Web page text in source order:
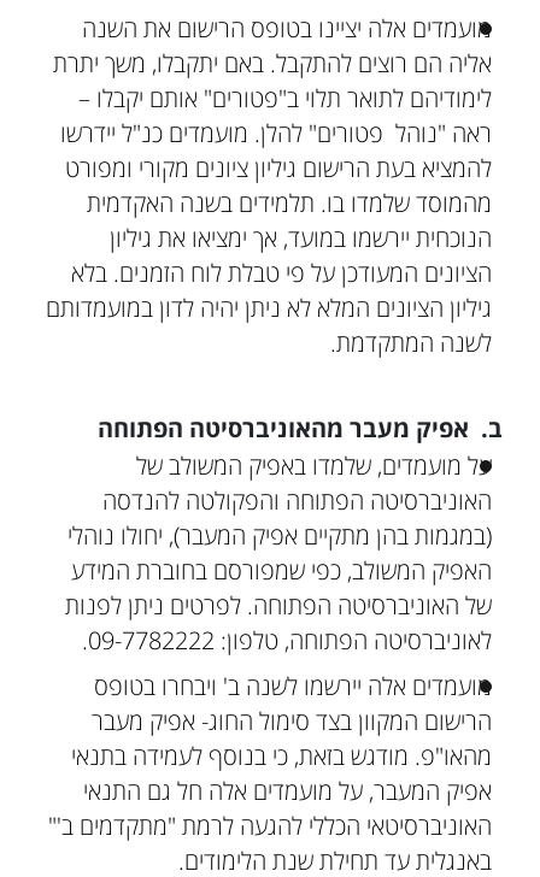
מועמדים אלה יציינו בטופס הרישום את השנה
אליה הם רוצים להתקבל. באם יתקבלו, משך יתרת
לימודיהם לתואר תלוי ב"פטורים" אותם יקבלו –
ראה "נוהל פטורים" להלן. מועמדים כנ"ל יידרשו
להמציא בעת הרישום גיליון ציונים מקורי ומפורט
מהמוסד שלמדו בו. תלמידים בשנה האקדמית
הנוכחית יירשמו במועד, אך ימציאו את גיליון
הציונים המעודכן על פי טבלת לוח הזמנים. בלא
גיליון הציונים המלא לא ניתן יהיה לדון במועמדותם
לשנה המתקדמת.
ב. אפיק מעבר מהאוניברסיטה הפתוחה
על מועמדים, שלמדו באפיק המשולב של
האוניברסיטה הפתוחה והפקולטה להנדסה
(במגמות בהן מתקיים אפיק המעבר), יחולו נוהלי
האפיק המשולב, כפי שמפורסם בחוברת המידע
של האוניברסיטה הפתוחה. לפרטים ניתן לפנות
לאוניברסיטה הפתוחה, טלפון: 09-7782222.
מועמדים אלה יירשמו לשנה ב' ויבחרו בטופס
הרישום המקוון בצד סימול החוג- אפיק מעבר
מהאו"פ. מודגש בזאת, כי בנוסף לעמידה בתנאי
אפיק המעבר, על מועמדים אלה חל גם התנאי
האוניברסיטאי הכללי להגעה לרמת "מתקדמים ב'"
באנגלית עד תחילת שנת הלימודים.